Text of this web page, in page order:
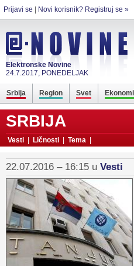
Prijavi se Novi korisnik? Registruj se »
Elektronske Novine
24.7.2017, PONEDELJAK
Srbija Region Svet
SRBIJA
Vesti Ličnosti Tema
22.07.2016 – 16:15 u Vesti